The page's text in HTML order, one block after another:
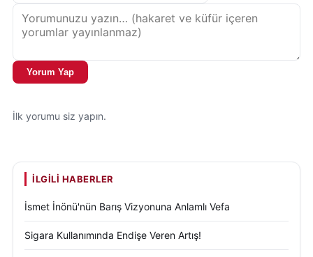
Yorum Yap
İlk yorumu siz yapın.
İLGILI HABERLER
İsmet İnönü'nün Barış Vizyonuna Anlamlı Vefa
Sigara Kullanımında Endişe Veren Artış!